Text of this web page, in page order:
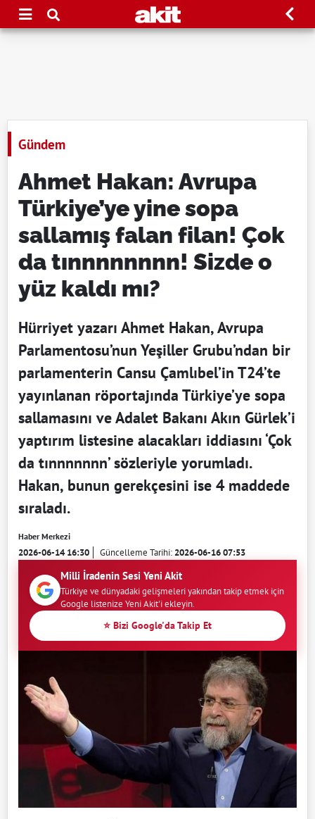
Gündem
Ahmet Hakan: Avrupa
Türkiye’ye yine sopa
sallamış falan filan! Çok
da tınnnnnnnn! Sizde o
yüz kaldı mı?
Hürriyet yazarı Ahmet Hakan, Avrupa
Parlamentosu’nun Yeşiller Grubu’ndan bir
parlamenterin Cansu Çamlıbel’in T24’te
yayınlanan röportajında Türkiye’ye sopa
sallamasını ve Adalet Bakanı Akın Gürlek’i
yaptırım listesine alacakları iddiasını ‘Çok
da tınnnnnnn’ sözleriyle yorumladı.
Hakan, bunun gerekçesini ise 4 maddede
sıraladı.
Haber Merkezi
2026-06-14 16:30 Güncelleme Tarihi:2026-06-16 07:53
Milli İradenin Sesi Yeni Akit
Türkiye ve dünyadaki gelişmeleri yakından takip etmek için
Google listenize Yeni Akit'i ekleyin.
⭐ Bizi Google'da Takip Et